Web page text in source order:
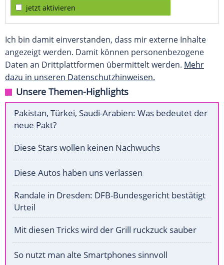
jetzt aktivieren
Ich bin damit einverstanden, dass mir externe Inhalte
angezeigt werden. Damit können personenbezogene
Daten an Drittplattformen übermittelt werden. Mehr
dazu in unseren Datenschutzhinweisen.
Unsere Themen-Highlights
Pakistan, Türkei, Saudi-Arabien: Was bedeutet der
neue Pakt?
Diese Stars wollen keinen Nachwuchs
Diese Autos haben uns verlassen
Randale in Dresden: DFB-Bundesgericht bestätigt
Urteil
Mit diesen Tricks wird der Grill ruckzuck sauber
So nutzt man alte Smartphones sinnvoll